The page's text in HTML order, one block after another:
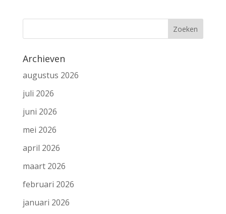
Archieven
augustus 2026
juli 2026
juni 2026
mei 2026
april 2026
maart 2026
februari 2026
januari 2026